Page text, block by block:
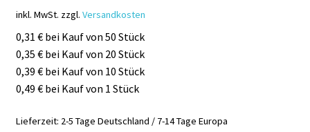
inkl. MwSt. zzgl. Versandkosten
0,31 € bei Kauf von 50 Stück
0,35 € bei Kauf von 20 Stück
0,39 € bei Kauf von 10 Stück
0,49 € bei Kauf von 1 Stück
Lieferzeit: 2-5 Tage Deutschland / 7-14 Tage Europa